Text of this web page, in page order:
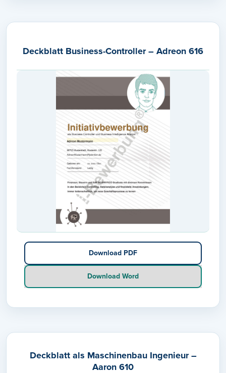
Deckblatt Business-Controller – Adreon 616
Download PDF
Download Word
Deckblatt als Maschinenbau Ingenieur –
Aaron 610